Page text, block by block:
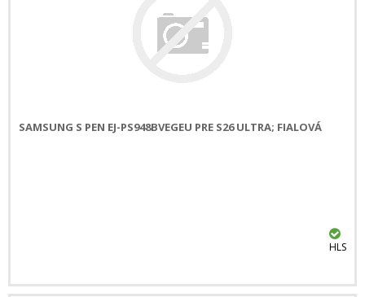
SAMSUNG S PEN EJ-PS948BVEGEU PRE S26 ULTRA; FIALOVÁ
HLS